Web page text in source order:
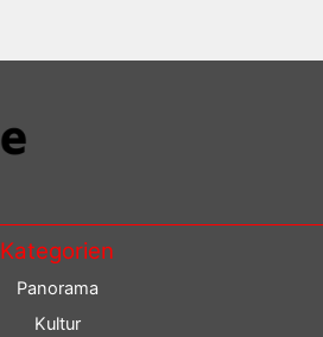
Kategorien
Panorama
Kultur